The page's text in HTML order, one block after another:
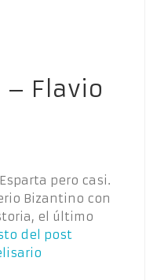
– Flavio
pero casi.
Bizantino con
el último
del post